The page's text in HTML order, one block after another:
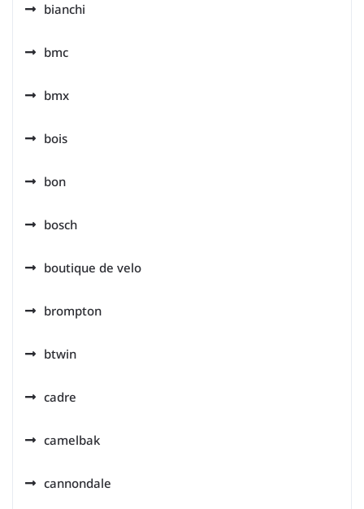
bianchi
bmc
bmx
bois
bon
bosch
boutique de velo
brompton
btwin
cadre
camelbak
cannondale